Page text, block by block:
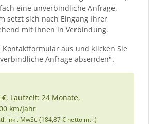
eine unverbindliche Anfrage.
setzt sich nach Eingang Ihrer
mit Ihnen in Verbindung.
Kontaktformular aus und klicken Sie
Anfrage absenden".
Laufzeit: 24 Monate,
km/Jahr
inkl. MwSt. (184,87 € netto mtl.)